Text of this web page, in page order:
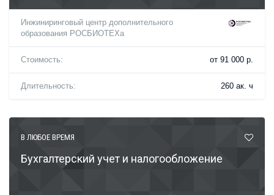
Инжиниринговый центр дополнительного
образования РОСБИОТЕХа
Стоимость: от 91 000 р.
Длительность: 260 ак. ч
В ЛЮБОЕ ВРЕМЯ
Бухгалтерский учет и налогообложение